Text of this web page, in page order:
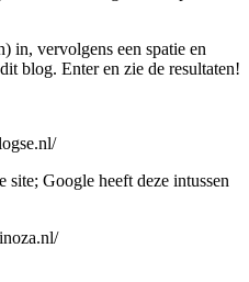
in, vervolgens een spatie en
blog. Enter en zie de resultaten!
Google heeft deze intussen